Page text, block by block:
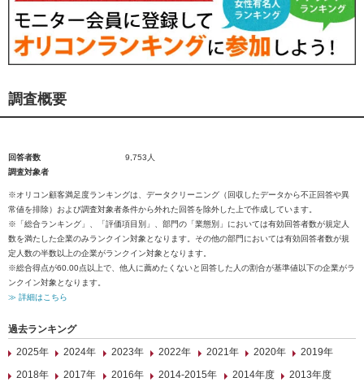
調査概要
回答者数
9,753人
調査対象者
※オリコン顧客満足度ランキングは、データクリーニング（回収したデータから不正回答や異
常値を排除）および調査対象者条件から外れた回答を除外した上で作成しています。
※「総合ランキング」、「評価項目別」、部門の「業態別」においては有効回答者数が規定人
数を満たした企業のみランクイン対象となります。その他の部門においては有効回答者数が規
定人数の半数以上の企業がランクイン対象となります。
※総合得点が60.00点以上で、他人に薦めたくないと回答した人の割合が基準値以下の企業がラ
ンクイン対象となります。
≫ 詳細はこちら
過去ランキング
2025年
2024年 2023年 2022年 2021年 2020年
2019年
2018年
2017年 2016年 2014-2015年 2014年度
2013年度